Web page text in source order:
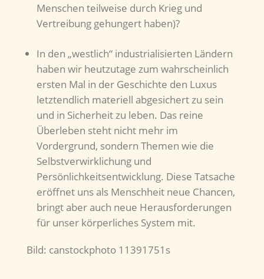
Menschen teilweise durch Krieg und
Vertreibung gehungert haben)?
In den „westlich“ industrialisierten Ländern
haben wir heutzutage zum wahrscheinlich
ersten Mal in der Geschichte den Luxus
letztendlich materiell abgesichert zu sein
und in Sicherheit zu leben. Das reine
Überleben steht nicht mehr im
Vordergrund, sondern Themen wie die
Selbstverwirklichung und
Persönlichkeitsentwicklung. Diese Tatsache
eröffnet uns als Menschheit neue Chancen,
bringt aber auch neue Herausforderungen
für unser körperliches System mit.
Bild: canstockphoto 11391751s